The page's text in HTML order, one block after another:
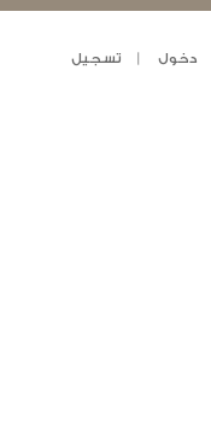
دخول تسجيل